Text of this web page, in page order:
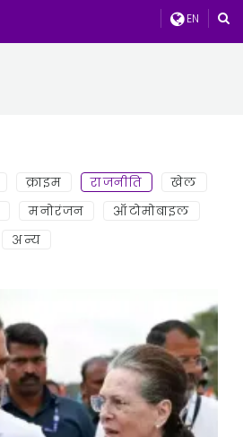
EN
क्राइम राजनीति
खेल
मनोरंजन
ऑटोमोबाइल
अन्य